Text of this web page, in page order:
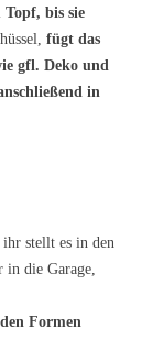
bis sie
fügt das
gfl. Deko und
in
stellt es in den
in die Garage,
Formen